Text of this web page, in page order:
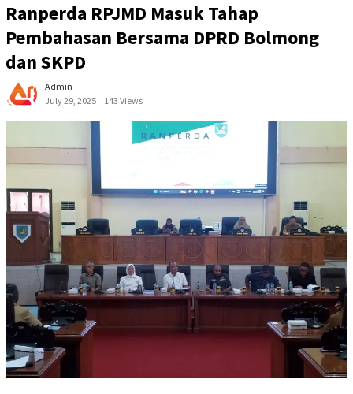
Ranperda RPJMD Masuk Tahap
Pembahasan Bersama DPRD Bolmong
dan SKPD
Admin
July 29, 2025
143 Views